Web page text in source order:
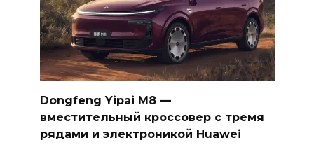
Dongfeng Yipai M8 —
вместительный кроссовер с тремя
рядами и электроникой Huawei